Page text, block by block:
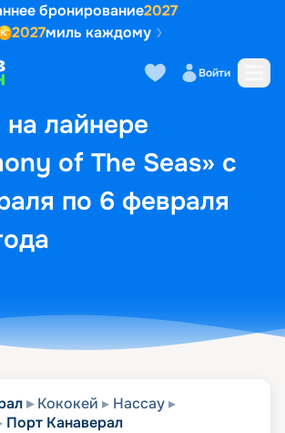
бронирование2027
2027миль каждому
Войти
на лайнере
of The Seas» с
по 6 февраля
Выбор кают Маршрут и
Кококей
Нассау
Порт Канаверал